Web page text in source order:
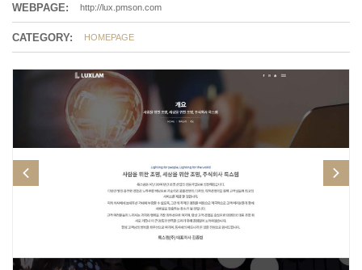
WEBPAGE: http://lux.pmson.com
CATEGORY: HOMEPAGE